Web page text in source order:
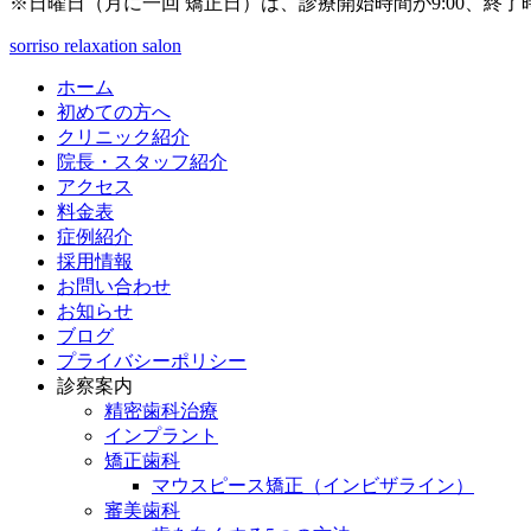
sorriso relaxation salon
ホーム
初めての方へ
クリニック紹介
院長・スタッフ紹介
アクセス
料金表
症例紹介
採用情報
お問い合わせ
お知らせ
ブログ
プライバシーポリシー
診察案内
精密歯科治療
インプラント
矯正歯科
マウスピース矯正（インビザライン）
審美歯科